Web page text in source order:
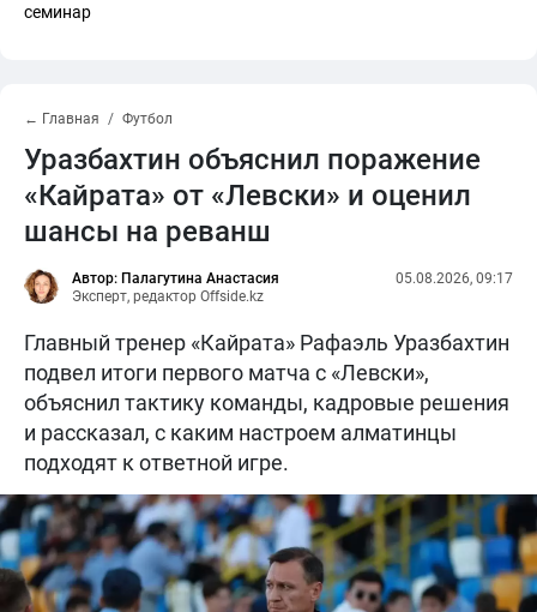
семинар
← Главная Футбол
Уразбахтин объяснил поражение
«Кайрата» от «Левски» и оценил
шансы на реванш
Автор: Палагутина Анастасия
Эксперт, редактор Offside.kz
05.08.2026, 09:17
Главный тренер «Кайрата» Рафаэль Уразбахтин
подвел итоги первого матча с «Левски»,
объяснил тактику команды, кадровые решения
и рассказал, с каким настроем алматинцы
подходят к ответной игре.